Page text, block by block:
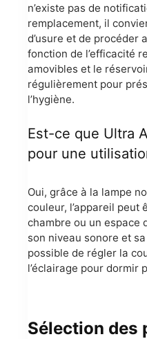
n’existe pas de
remplacement, il
d’usure et de procéder
fonction de l’efficacité
amovibles et le
régulièrement pour
l’hygiène.
Est-ce que Ultra
pour une
Oui, grâce à la lampe
couleur, l’appareil peut
chambre ou un espace
son niveau sonore et
possible de régler la
l’éclairage pour dormir
Sélection des